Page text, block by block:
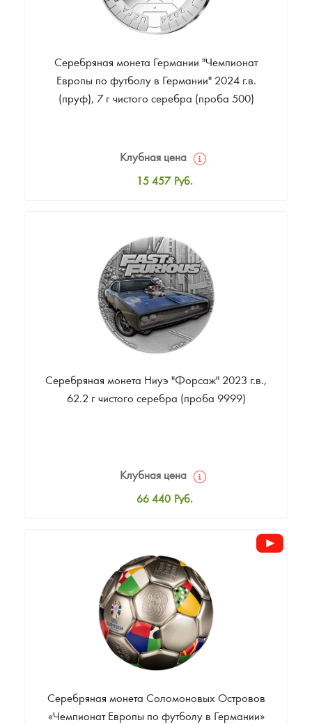
Серебряная монета Германии "Чемпионат
Европы по футболу в Германии" 2024 г.в.
(пруф), 7 г чистого серебра (проба 500)
Клубная цена
15 457 Руб.
Цена выкупа
Звоните
Серебряная монета Ниуэ "Форсаж" 2023 г.в.,
62.2 г чистого серебра (проба 9999)
Клубная цена
66 440 Руб.
Цена выкупа
Звоните
Серебряная монета Соломоновых Островов
«Чемпионат Европы по футболу в Германии»